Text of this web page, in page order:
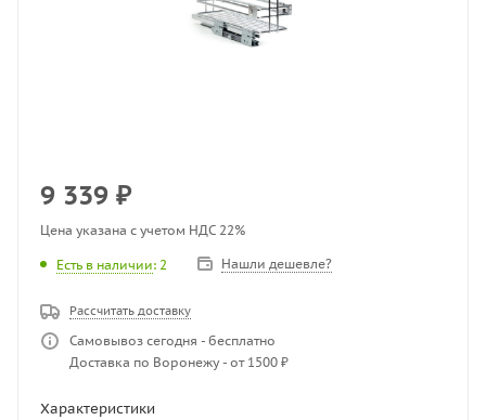
9 339 ₽
Цена указана с учетом НДС 22%
Есть в наличии: 2 Нашли дешевле?
Рассчитать доставку
Самовывоз сегодня - бесплатно
Доставка по Воронежу - от 1500 ₽
Характеристики